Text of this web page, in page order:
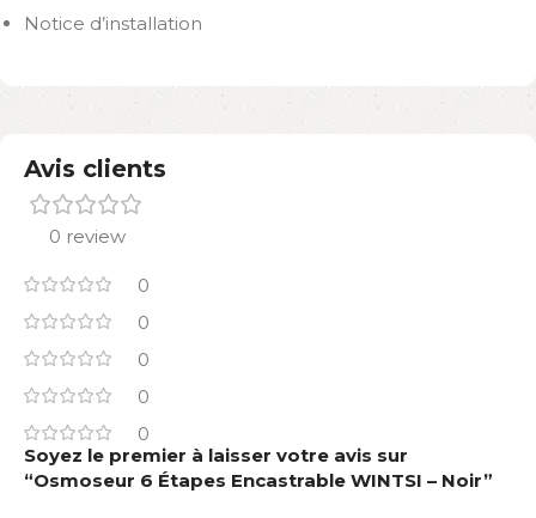
Notice d’installation
Avis clients
0 review
0
0
0
0
0
Soyez le premier à laisser votre avis sur
“Osmoseur 6 Étapes Encastrable WINTSI – Noir”